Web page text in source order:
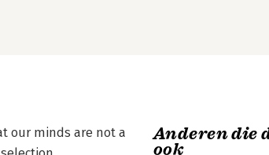
our minds are not a
Anderen die
ook